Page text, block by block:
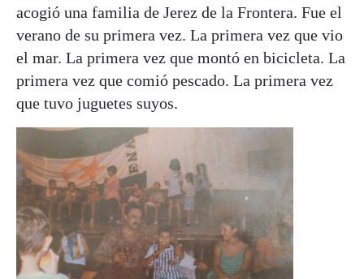
acogió una familia de Jerez de la Frontera. Fue el
verano de su primera vez. La primera vez que vio
el mar. La primera vez que montó en bicicleta. La
primera vez que comió pescado. La primera vez
que tuvo juguetes suyos.